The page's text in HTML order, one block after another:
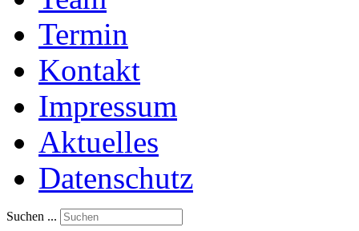
Termin
Kontakt
Impressum
Aktuelles
Datenschutz
Suchen ...